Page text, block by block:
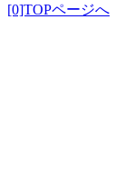
[0]TOPページへ